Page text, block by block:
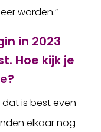
worden.”
in 2023
Hoe kijk je
dat is best even
elkaar nog